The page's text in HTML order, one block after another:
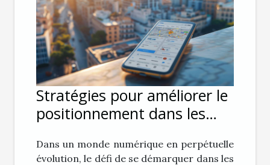
Stratégies pour améliorer le
positionnement dans les
locaux
Dans un monde numérique en perpétuelle
évolution, le défi de se démarquer dans les